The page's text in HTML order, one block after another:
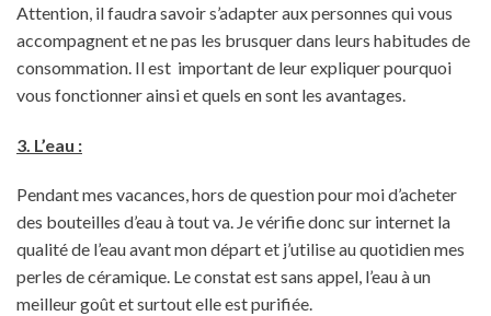
Attention, il faudra savoir s’adapter aux personnes qui vous
accompagnent et ne pas les brusquer dans leurs habitudes de
consommation. Il est important de leur expliquer pourquoi
vous fonctionner ainsi et quels en sont les avantages.
3. L’eau :
Pendant mes vacances, hors de question pour moi d’acheter
des bouteilles d’eau à tout va. Je vérifie donc sur internet la
qualité de l’eau avant mon départ et j’utilise au quotidien mes
perles de céramique. Le constat est sans appel, l’eau à un
meilleur goût et surtout elle est purifiée.